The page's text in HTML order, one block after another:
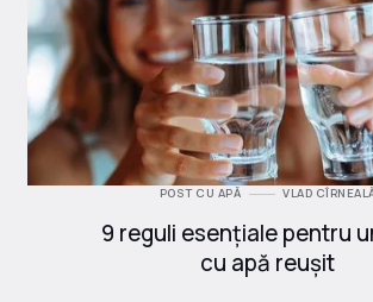
POST CU APĂ VLAD
9 reguli esențiale pentru
cu apă reușit